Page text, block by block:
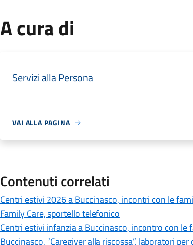
A cura di
Servizi alla Persona
VAI ALLA PAGINA
Contenuti correlati
Centri estivi 2026 a Buccinasco, incontri con le
Family Care, sportello telefonico
Centri estivi infanzia a Buccinasco, incontro con le
Buccinasco, “Caregiver alla riscossa”, laboratori